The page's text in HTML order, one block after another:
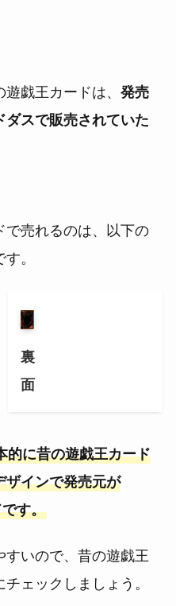
戯王カードは、 発売
ダスで販売されていた
で売れるのは、以下の
。
裏
面
的に昔の遊戯王カード
ザインで発売元が
す。
すいので、昔の遊戯王
ェックしましょう。